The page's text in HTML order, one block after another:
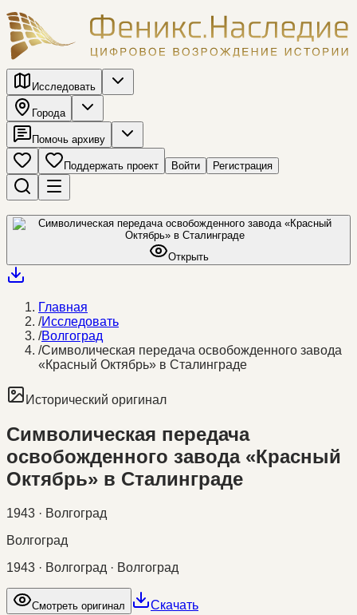
Исследовать
Города
Помочь архиву
Поддержать проект Войти Регистрация
Открыть
Главная
/Исследовать
/Волгоград
/Символическая передача освобожденного завода
«Красный Октябрь» в Сталинграде
Исторический оригинал
Символическая передача
освобожденного завода «Красный
Октябрь» в Сталинграде
1943 · Волгоград
Волгоград
1943 · Волгоград · Волгоград
Смотреть оригинал Скачать